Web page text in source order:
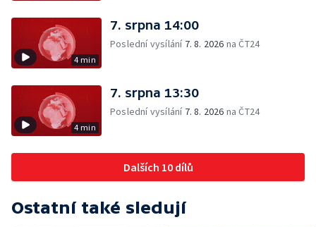
4 min
7. srpna 14:00
Poslední vysílání 7. 8. 2026 na ČT24
4 min
7. srpna 13:30
Poslední vysílání 7. 8. 2026 na ČT24
Dalších 10 dílů
Ostatní také sledují